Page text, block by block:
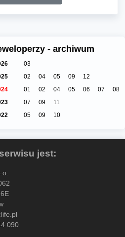
- archiwum
03
02 04 05 09
12
01 02 04 05 06 07
08
07 09
11
05 09 10
jest:
090